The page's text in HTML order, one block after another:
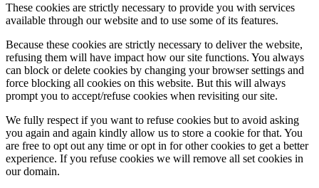
These cookies are strictly necessary to provide you with services
available through our website and to use some of its features.
Because these cookies are strictly necessary to deliver the website,
refusing them will have impact how our site functions. You always
can block or delete cookies by changing your browser settings and
force blocking all cookies on this website. But this will always
prompt you to accept/refuse cookies when revisiting our site.
We fully respect if you want to refuse cookies but to avoid asking
you again and again kindly allow us to store a cookie for that. You
are free to opt out any time or opt in for other cookies to get a better
experience. If you refuse cookies we will remove all set cookies in
our domain.